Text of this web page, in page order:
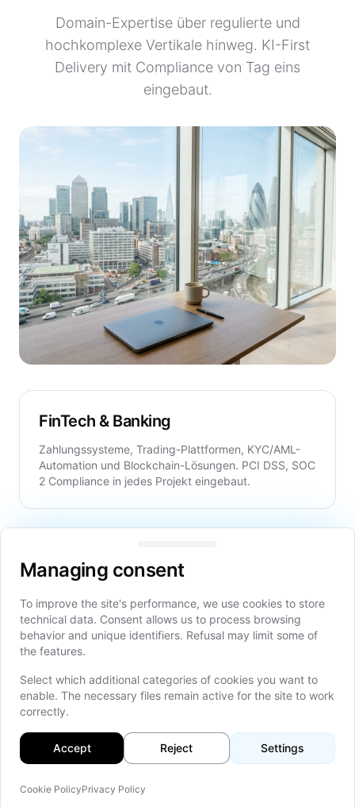
Domain-Expertise über regulierte und
hochkomplexe Vertikale hinweg. KI-First
Delivery mit Compliance von Tag eins
eingebaut.
FinTech & Banking
Zahlungssysteme, Trading-Plattformen, KYC/AML-
Automation und Blockchain-Lösungen. PCI DSS, SOC
2 Compliance in jedes Projekt eingebaut.
Healthcare & MedTech
und KI-Diagnostik — gebaut mit HIPAA und GDPR
Compliance von Architektur bis Deployment.
E-Commerce & Retail
Bestandsmanagement, Order Fulfillment und KI-
gestützte Recommendation Engines für
Managing consent
Managing consent
To improve the site's performance, we use cookies to store
technical data. Consent allows us to process browsing
behavior and unique identifiers. Refusal may limit some of
the features.
Select which additional categories of cookies you want to
enable. The necessary files remain active for the site to work
correctly.
Accept Reject Settings
Cookie PolicyPrivacy Policy